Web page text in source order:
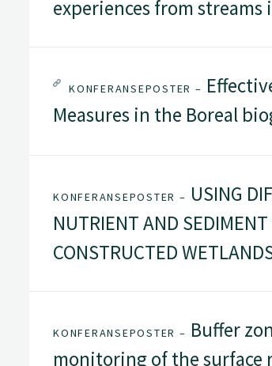
experiences from
KONFERANSEPOSTER –
Measures in the Boreal
KONFERANSEPOSTER – USING
NUTRIENT AND
CONSTRUCTED
KONFERANSEPOSTER – Buffer
monitoring of the surface